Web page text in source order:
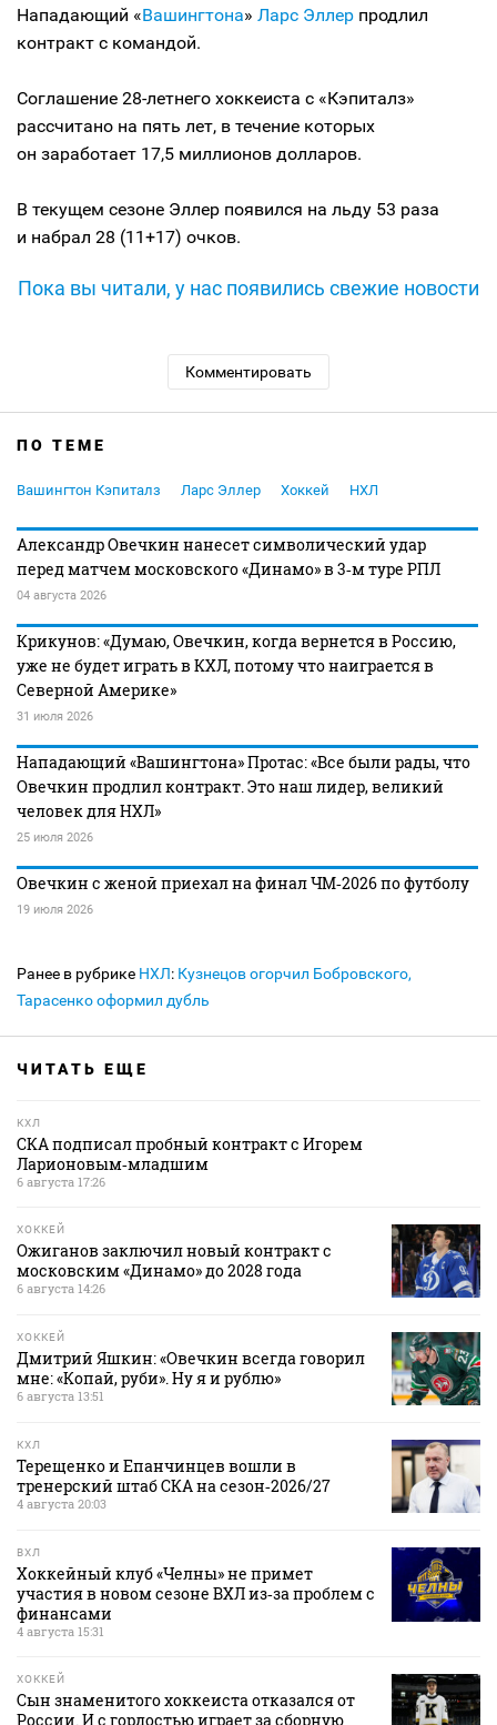
Нападающий «Вашингтона» Ларс Эллер продлил
контракт с командой.
Соглашение 28-летнего хоккеиста с «Кэпиталз»
рассчитано на пять лет, в течение которых
он заработает 17,5 миллионов долларов.
В текущем сезоне Эллер появился на льду 53 раза
и набрал 28 (11+17) очков.
Пока вы читали, у нас появились свежие новости
Комментировать
ПО ТЕМЕ
Вашингтон Кэпиталз Ларс Эллер Хоккей НХЛ
Александр Овечкин нанесет символический удар
перед матчем московского «Динамо» в 3‑м туре РПЛ
04 августа 2026
Крикунов: «Думаю, Овечкин, когда вернется в Россию,
уже не будет играть в КХЛ, потому что наиграется в
Северной Америке»
31 июля 2026
Нападающий «Вашингтона» Протас: «Все были рады, что
Овечкин продлил контракт. Это наш лидер, великий
человек для НХЛ»
25 июля 2026
Овечкин с женой приехал на финал ЧМ‑2026 по футболу
19 июля 2026
Ранее в рубрике НХЛ: Кузнецов огорчил Бобровского,
Тарасенко оформил дубль
ЧИТАТЬ ЕЩЕ
КХЛ
СКА подписал пробный контракт с Игорем
Ларионовым‑младшим
6 августа 17:26
ХОККЕЙ
Ожиганов заключил новый контракт с
московским «Динамо» до 2028 года
6 августа 14:26
ХОККЕЙ
Дмитрий Яшкин: «Овечкин всегда говорил
мне: «Копай, руби». Ну я и рублю»
6 августа 13:51
КХЛ
Терещенко и Епанчинцев вошли в
тренерский штаб СКА на сезон‑2026/27
4 августа 20:03
ВХЛ
Хоккейный клуб «Челны» не примет
участия в новом сезоне ВХЛ из‑за проблем с
финансами
4 августа 15:31
ХОККЕЙ
Сын знаменитого хоккеиста отказался от
России. И с гордостью играет за сборную